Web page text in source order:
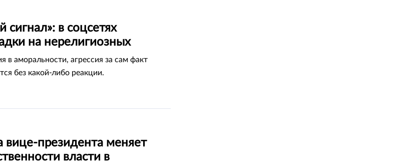
в соцсетях
на нерелигиозных
в аморальности, агрессия за сам факт
без какой-либо реакции.
вице-президента меняет
власти в